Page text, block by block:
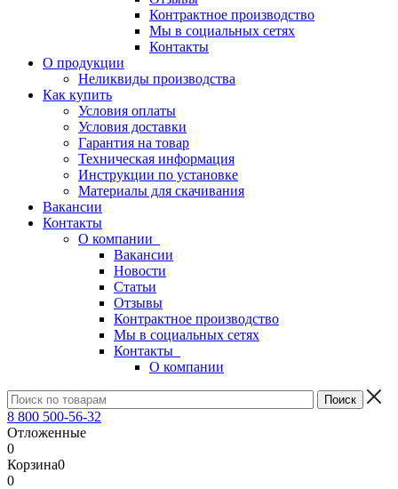
Контрактное производство
Мы в социальных сетях
Контакты
О продукции
Неликвиды производства
Как купить
Условия оплаты
Условия доставки
Гарантия на товар
Техническая информация
Инструкции по установке
Материалы для скачивания
Вакансии
Контакты
О компании
Вакансии
Новости
Статьи
Отзывы
Контрактное производство
Мы в социальных сетях
Контакты
О компании
8 800 500-56-32
Отложенные
0
Корзина0
0